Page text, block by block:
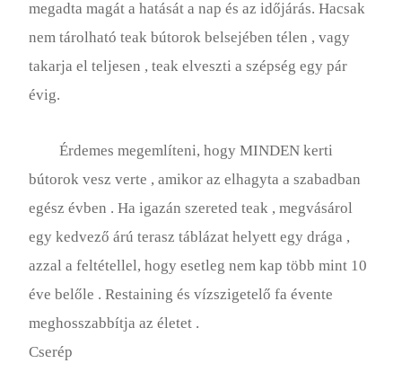
megadta magát a hatását a nap és az időjárás. Hacsak
nem tárolható teak bútorok belsejében télen , vagy
takarja el teljesen , teak elveszti a szépség egy pár
évig.
Érdemes megemlíteni, hogy MINDEN kerti
bútorok vesz verte , amikor az elhagyta a szabadban
egész évben . Ha igazán szereted teak , megvásárol
egy kedvező árú terasz táblázat helyett egy drága ,
azzal a feltétellel, hogy esetleg nem kap több mint 10
éve belőle . Restaining és vízszigetelő fa évente
meghosszabbítja az életet .
Cserép